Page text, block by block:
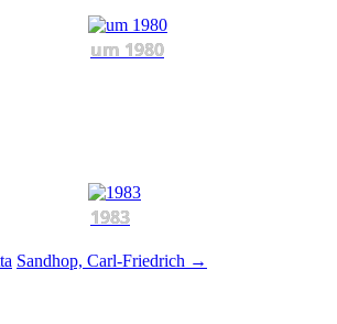
um 1980
1983
Sandhop, Carl-Friedrich →